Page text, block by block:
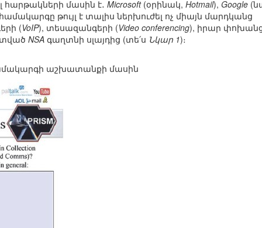
հարթակների մասին է․ Microsoft(օրինակ, Hotmail), Google
համակարգը թույլ է տալիս ներխուժել ոչ միայն մարդկանց
(VoIP), տեսազանգերի (Video conferencing), իրար
NSA գաղտնի սլայդից (տե՛ս Նկար 1)։
աշխատանքի մասին